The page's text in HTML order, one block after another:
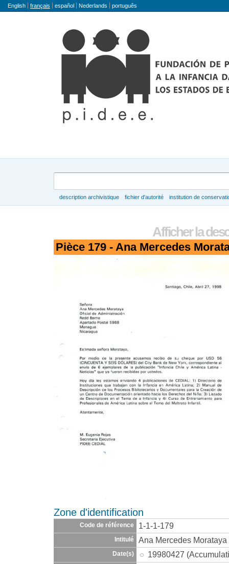
Langue
English français español Nederlands português
description archivistique fichier d'autorité institution de
Afficher la
Pièce 179 - Ana Mercedes
Zone d'identification
Code de référence 1-1-1-179
Intitulé Ana Mercedes Morataya
Date(s) 19980427